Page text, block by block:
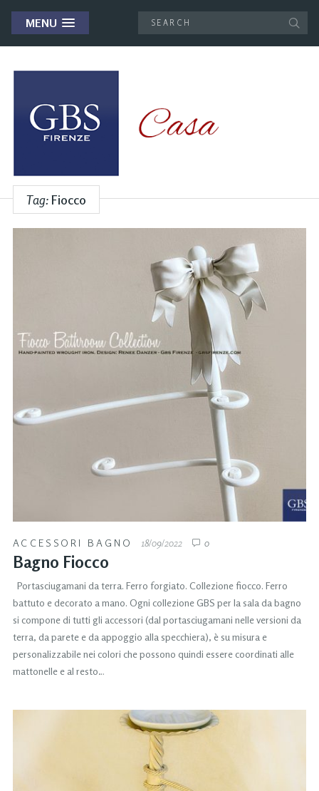
MENU
Tag:Fiocco
ACCESSORI BAGNO 18/09/2022 0
Bagno Fiocco
Portasciugamani da terra. Ferro forgiato. Collezione fiocco. Ferro
battuto e decorato a mano. Ogni collezione GBS per la sala da bagno
si compone di tutti gli accessori (dal portasciugamani nelle versioni da
terra, da parete e da appoggio alla specchiera), è su misura e
personalizzabile nei colori che possono quindi essere coordinati alle
mattonelle e al resto…